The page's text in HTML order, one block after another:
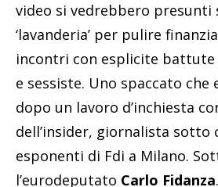
video si vedrebbero presunti
‘lavanderia’ per pulire
incontri con esplicite battute
e sessiste. Uno spaccato che
dopo un lavoro d’inchiesta
dell’insider, giornalista
esponenti di Fdi a Milano.
l’eurodeputato Carlo Fidanza.